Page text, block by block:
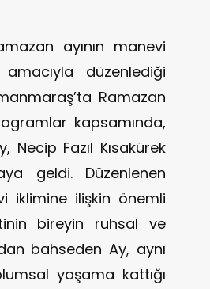
ayının manevi
düzenlediği
Ramazan
kapsamında,
Fazıl Kısakürek
geldi. Düzenlenen
iklimine ilişkin önemli
bireyin ruhsal ve
bahseden Ay, aynı
yaşama kattığı